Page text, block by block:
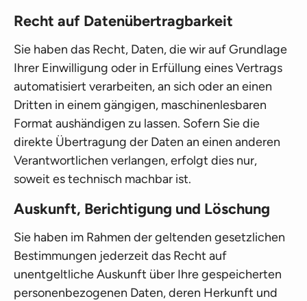
Recht auf Datenübertragbarkeit
Sie haben das Recht, Daten, die wir auf Grundlage
Ihrer Einwilligung oder in Erfüllung eines Vertrags
automatisiert verarbeiten, an sich oder an einen
Dritten in einem gängigen, maschinenlesbaren
Format aushändigen zu lassen. Sofern Sie die
direkte Übertragung der Daten an einen anderen
Verantwortlichen verlangen, erfolgt dies nur,
soweit es technisch machbar ist.
Auskunft, Berichtigung und Löschung
Sie haben im Rahmen der geltenden gesetzlichen
Bestimmungen jederzeit das Recht auf
unentgeltliche Auskunft über Ihre gespeicherten
personenbezogenen Daten, deren Herkunft und